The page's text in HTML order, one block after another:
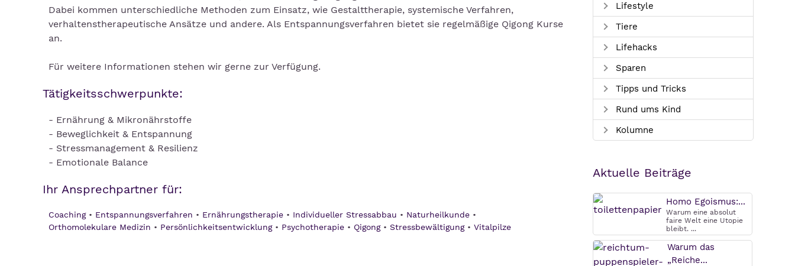
Dabei kommen unterschiedliche Methoden zum Einsatz, wie Gestalttherapie, systemische Verfahren,
verhaltenstherapeutische Ansätze und andere. Als Entspannungsverfahren bietet sie regelmäßige Qigong Kurse
an.
Für weitere Informationen stehen wir gerne zur Verfügung.
Tätigkeitsschwerpunkte:
- Ernährung & Mikronährstoffe
- Beweglichkeit & Entspannung
- Stressmanagement & Resilienz
- Emotionale Balance
Ihr Ansprechpartner für:
Coaching Entspannungsverfahren Ernährungstherapie Individueller Stressabbau
Naturheilkunde
Orthomolekulare Medizin
Persönlichkeitsentwicklung Psychotherapie Qigong Stressbewältigung Vitalpilze
Lifestyle
Tiere
Lifehacks
Sparen
Tipps und Tricks
Rund ums Kind
Kolumne
Aktuelle Beiträge
Homo Egoismus:...
Warum eine absolut
faire Welt eine Utopie
bleibt. ...
Warum das
„Reiche...